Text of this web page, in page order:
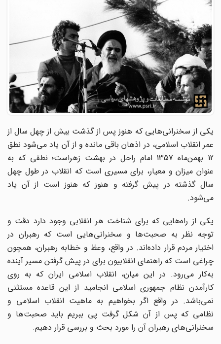
یکی از سخنرانی‌هایی که هنوز پس از گذشت بیش از چهل سال از
عمر انقلاب اسلامی، در اذهان باقی مانده و از آن یاد می‌شود نطق
12 بهمن‌ماه 1357 امام راحل در بهشت زهراست؛ نطقی که به
عنوان میزان و معیار، برای مسیری است که انقلاب در طول چهل
سال گذشته در پیش گرفته و هنوز که هنوز است از آن یاد
می‌شود.
یکی از راه‌هایی که برای شناخت هر انقلابی وجود دارد دقت و
توجه نظر به صحبت‌ها و سخنرانی‌هایی است که رهبران در
اختیار مردم قرار داده‌اند. در واقع، وعظ و خطابه رهبران، همچون
چراغی است که راهنمای انقلابیون برای در پیش گرفتن مسیر آینده
به‌کار می‌رود. در این میان، انقلاب اسلامی ایران که به روی
کارآمدن نظام جمهوری اسلامی انجامید از این قاعده مستثنی
نمی‌باشد. در واقع اگر بخواهیم به ماهیت انقلاب اسلامی و
نظامی که پس از آن شکل گرفت پی ببریم باید صحبت‌ها و
سخنرانی‌های رهبران آن را مورد بحث و بررسی قرار دهیم.